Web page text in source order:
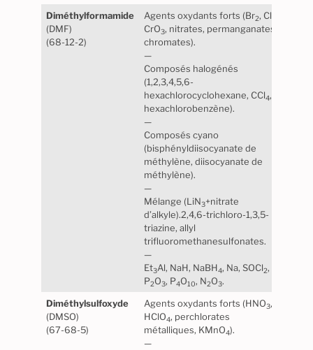
Diméthylformamide
(DMF)
(68-12-2)
Agents oxydants forts (Br2, Cl
CrO3, nitrates, permanganates,
chromates).
—
Composés halogénés
(1,2,3,4,5,6-
hexachlorocyclohexane, CCl4,
hexachlorobenzène).
—
Composés cyano
(bisphényldiisocyanate de
méthylène, diisocyanate de
méthylène).
—
Mélange (LiN3+nitrate
d’alkyle).2,4,6-trichloro-1,3,5-
triazine, allyl
trifluoromethanesulfonates.
—
Et3Al, NaH, NaBH4, Na, SOCl2,
P2O3, P4O10, N2O3.
Diméthylsulfoxyde
(DMSO)
(67-68-5)
Agents oxydants forts (HNO3,
HClO4, perchlorates
métalliques, KMnO4).
—